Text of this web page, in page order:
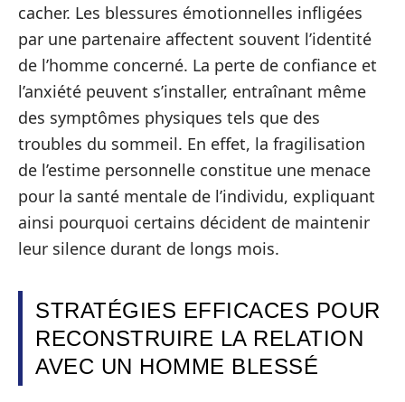
cacher. Les blessures émotionnelles infligées
par une partenaire affectent souvent l’identité
de l’homme concerné. La perte de confiance et
l’anxiété peuvent s’installer, entraînant même
des symptômes physiques tels que des
troubles du sommeil. En effet, la fragilisation
de l’estime personnelle constitue une menace
pour la santé mentale de l’individu, expliquant
ainsi pourquoi certains décident de maintenir
leur silence durant de longs mois.
STRATÉGIES EFFICACES POUR
RECONSTRUIRE LA RELATION
AVEC UN HOMME BLESSÉ